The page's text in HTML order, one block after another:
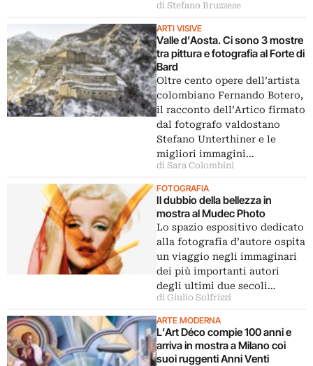
di Stefano Bruzzese
ARTI VISIVE
Valle d’Aosta. Ci sono 3 mostre
tra pittura e fotografia al Forte di
Bard
Oltre cento opere dell’artista
colombiano Fernando Botero,
il racconto dell’Artico firmato
dal fotografo valdostano
Stefano Unterthiner e le
migliori immagini…
di Sara Colombini
FOTOGRAFIA
Il dubbio della bellezza in
mostra al Mudec Photo
Lo spazio espositivo dedicato
alla fotografia d’autore ospita
un viaggio negli immaginari
dei più importanti autori
degli ultimi due secoli…
di Giulio Solfrizzi
ARTE MODERNA
L’Art Déco compie 100 anni e
arriva in mostra a Milano coi
suoi ruggenti Anni Venti